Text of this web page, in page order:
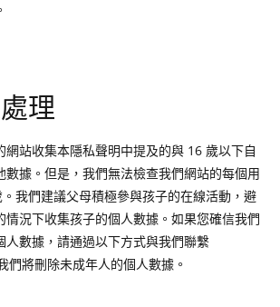
理
網站收集本隱私聲明中提及的與 16 歲以下自
數據。但是，我們無法檢查我們網站的每個用
我們建議父母積極參與孩子的在線活動，避
情況下收集孩子的個人數據。如果您確信我們
人數據，請通過以下方式與我們聯繫
們將刪除未成年人的個人數據。